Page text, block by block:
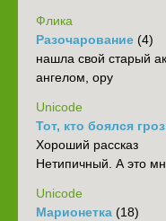
Флика
Разочарование (4)
нашла свой старый
ангелом, ору
Unicode
Тот, кто боялся
Хороший рассказ
Нетипичный. А это
Unicode
Марионетка (18)